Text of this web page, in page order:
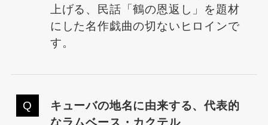
上げる、民話「鶴の恩返し」を題材
にした名作戯曲の切ないヒロインで
す。
キューバの地名に由来する、代表的
なラムベース・カクテル